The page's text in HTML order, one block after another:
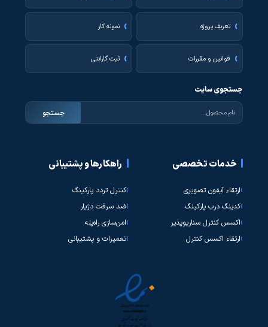
تعریف پروژه نمونه کار
قوانین و مقررات ثبت گارانتی
جستجوی سایت
جستجو
خدمات تخصصی
ارتقاء آیفون تصویری
کدینگ درب پارکینگ
اکسس کنترل سناریوپذیر
ارتقاء اکسس کنترل
راهکارها و پشتیبانی
کنترل تردد پارکینگ
ضد سرقت دژیار
امن‌سازی راه‌پله
تعمیرات و پشتیبانی